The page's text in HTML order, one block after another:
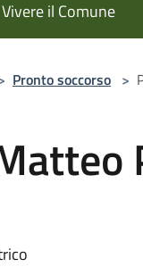
Vivere il Comune
Pronto soccorso >